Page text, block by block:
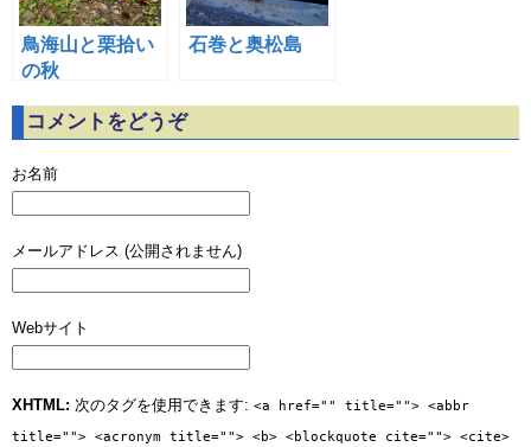
鳥海山と栗拾い
の秋
石巻と奥松島
コメントをどうぞ
お名前
メールアドレス (公開されません)
Webサイト
XHTML: 次のタグを使用できます: <a href="" title=""> <abbr
title=""> <acronym title=""> <b> <blockquote cite=""> <cite>